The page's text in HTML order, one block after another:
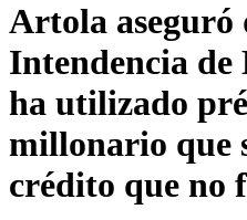
Artola aseguró
Intendencia de
ha utilizado
millonario que
crédito que no